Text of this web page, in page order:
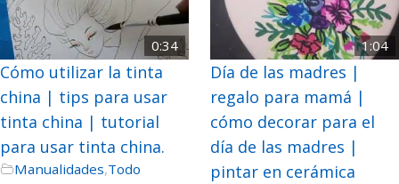
0:34
Cómo utilizar la tinta
china | tips para usar
tinta china | tutorial
para usar tinta china.
Manualidades,Todo
1:04
Día de las madres |
regalo para mamá |
cómo decorar para el
día de las madres |
pintar en cerámica